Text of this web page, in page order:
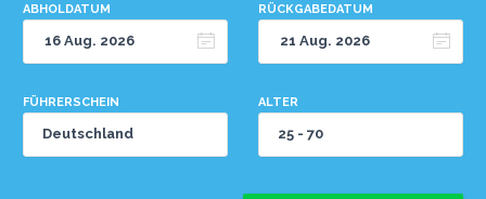
ABHOLDATUM RÜCKGABEDATUM
FÜHRERSCHEIN ALTER